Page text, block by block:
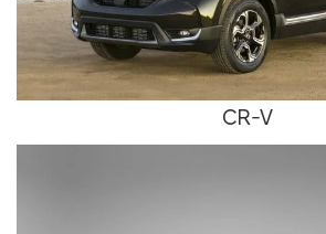
CR-V